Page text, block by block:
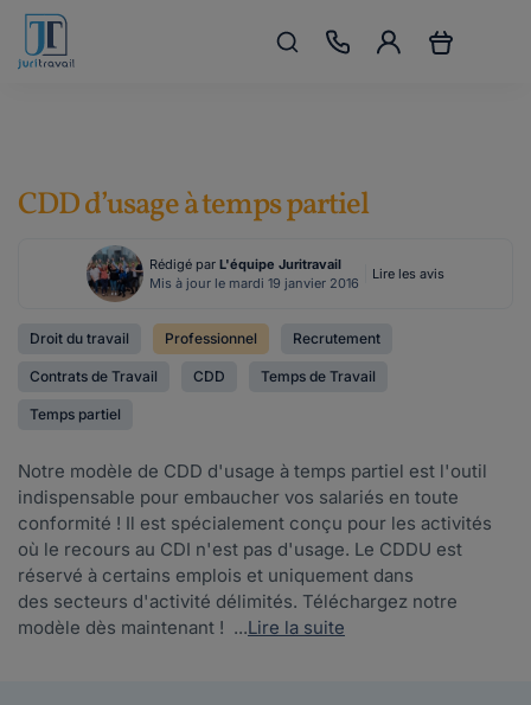
CDD d’usage à temps partiel
Rédigé par L'équipe Juritravail
Mis à jour le mardi 19 janvier 2016
Lire les avis
Droit du travail Professionnel Recrutement
Contrats de Travail CDD Temps de Travail
Temps partiel
Notre modèle de CDD d'usage à temps partiel est l'outil
indispensable pour embaucher vos salariés en toute
conformité ! Il est spécialement conçu pour les activités
où le recours au CDI n'est pas d'usage. Le CDDU est
réservé à certains emplois et uniquement dans
des secteurs d'activité délimités. Téléchargez notre
modèle dès maintenant ! ...Lire la suite